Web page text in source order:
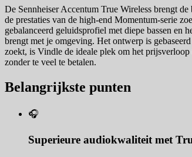
De Sennheiser Accentum True Wireless brengt
de prestaties van de high-end Momentum-serie
gebalanceerd geluidsprofiel met diepe bassen
brengt met je omgeving. Het ontwerp is
zoekt, is Vindle de ideale plek om het
zonder te veel te betalen.
Belangrijkste punten
🎧
Superieure audiokwaliteit met